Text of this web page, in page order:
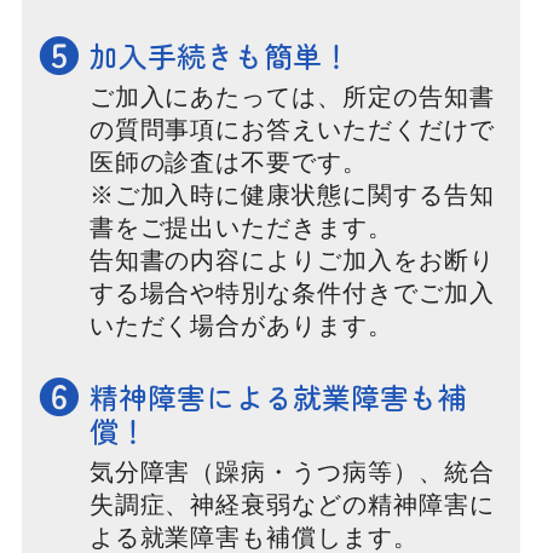
❺ 加入手続きも簡単！
ご加入にあたっては、所定の告知書
の質問事項にお答えいただくだけで
医師の診査は不要です。
※ご加入時に健康状態に関する告知
書をご提出いただきます。
告知書の内容によりご加入をお断り
する場合や特別な条件付きでご加入
いただく場合があります。
❻ 精神障害による就業障害も補
償！
気分障害（躁病・うつ病等）、統合
失調症、神経衰弱などの精神障害に
よる就業障害も補償します。